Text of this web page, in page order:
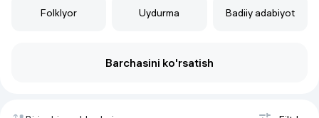
Folklyor Uydurma Badiiy adabiyot
Barchasini ko'rsatish